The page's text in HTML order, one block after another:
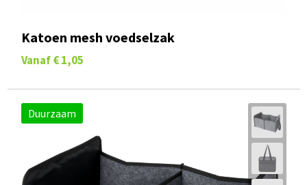
Katoen mesh voedselzak
Vanaf € 1,05
Duurzaam